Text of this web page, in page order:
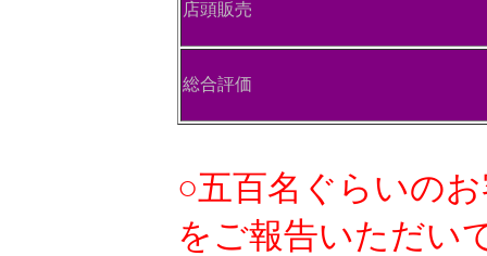
店頭販売
総合評価
○五百名ぐらいの
をご報告いただい